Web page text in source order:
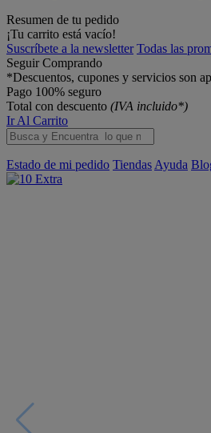
Resumen de tu pedido
¡Tu carrito está vacío!
Suscríbete a la newsletter Todas las
Seguir Comprando
*Descuentos, cupones y servicios son
Pago 100% seguro
Total con descuento (IVA incluido*)
Ir Al Carrito
Estado de mi pedido Tiendas Ayuda